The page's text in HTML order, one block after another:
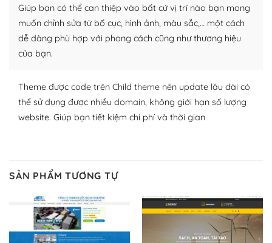
plugin của WordPress rất phong phú. Bạn có thể thỏa
thích chọn lựa plugin và themes phù hợp cho mục đích
lập website của mình.
WordPress đa dạng plugin và themes
– Dễ sử dụng
Với mọi Hosting bất kỳ thì WordPress đều có thể dễ
dàng thiết lập vì thực tế nó đã cung cấp khoảng 60%
trang web WordPress của bạn.
Dễ dàng lựa chọn Hosting cho website WordPress
– Bảo mật cực tốt
Giúp bạn có thể can thiệp vào bất cứ vị trí nào bạn mong
muốn chỉnh sửa từ bố cục, hình ảnh, màu sắc,… một cách
dễ dàng phù hợp với phong cách cũng như thương hiệu
của bạn.
Theme được code trên Child theme nên update lâu dài có
thể sử dụng được nhiều domain, không giới hạn số lượng
website. Giúp bạn tiết kiệm chi phí và thời gian
SẢN PHẨM TƯƠNG TỰ